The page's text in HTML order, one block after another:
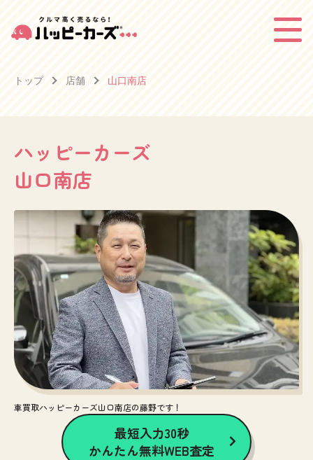
トップ 店舗 山口南店
ハッピーカーズ
山口南店
最短入力30秒
かんたん無料WEB査定
車買取ハッピーカーズ山口南店の藤野です！